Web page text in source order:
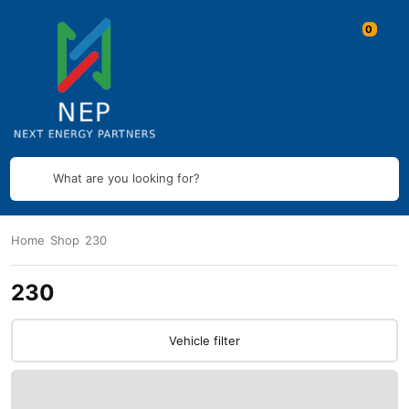
What are you looking for?
Home Shop 230
230
Vehicle filter